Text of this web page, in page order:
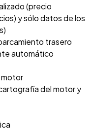
(precio
y sólo datos de los
trasero
automático
motor
del motor y